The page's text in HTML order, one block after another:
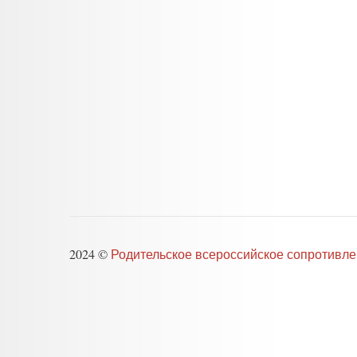
2024 © Родительское всероссийское